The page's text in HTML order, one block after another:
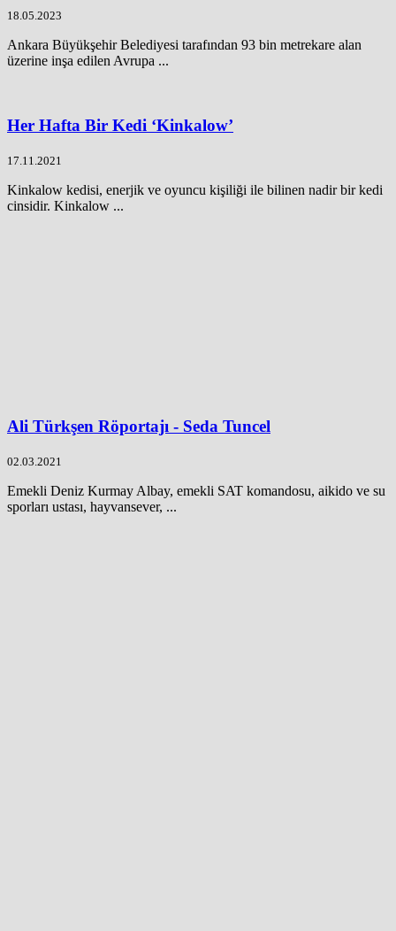
18.05.2023
Ankara Büyükşehir Belediyesi tarafından 93 bin metrekare alan
üzerine inşa edilen Avrupa ...
Her Hafta Bir Kedi ‘Kinkalow’
17.11.2021
Kinkalow kedisi, enerjik ve oyuncu kişiliği ile bilinen nadir bir kedi
cinsidir. Kinkalow ...
Ali Türkşen Röportajı - Seda Tuncel
02.03.2021
Emekli Deniz Kurmay Albay, emekli SAT komandosu, aikido ve su
sporları ustası, hayvansever, ...